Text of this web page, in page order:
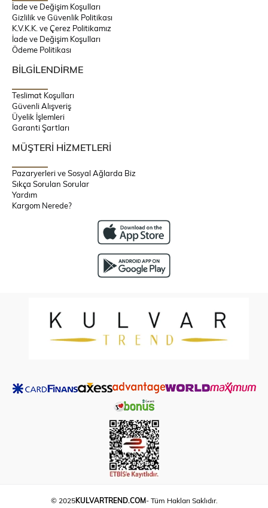
İade ve Değişim Koşulları
Gizlilik ve Güvenlik Politikası
K.V.K.K. ve Çerez Politikamız
İade ve Değişim Koşulları
Ödeme Politikası
BİLGİLENDİRME
Teslimat Koşulları
Güvenli Alışveriş
Üyelik İşlemleri
Garanti Şartları
MÜŞTERİ HİZMETLERİ
Pazaryerleri ve Sosyal Ağlarda Biz
Sıkça Sorulan Sorular
Yardım
Kargom Nerede?
© 2025KULVARTREND.COM- Tüm Hakları Saklıdır.